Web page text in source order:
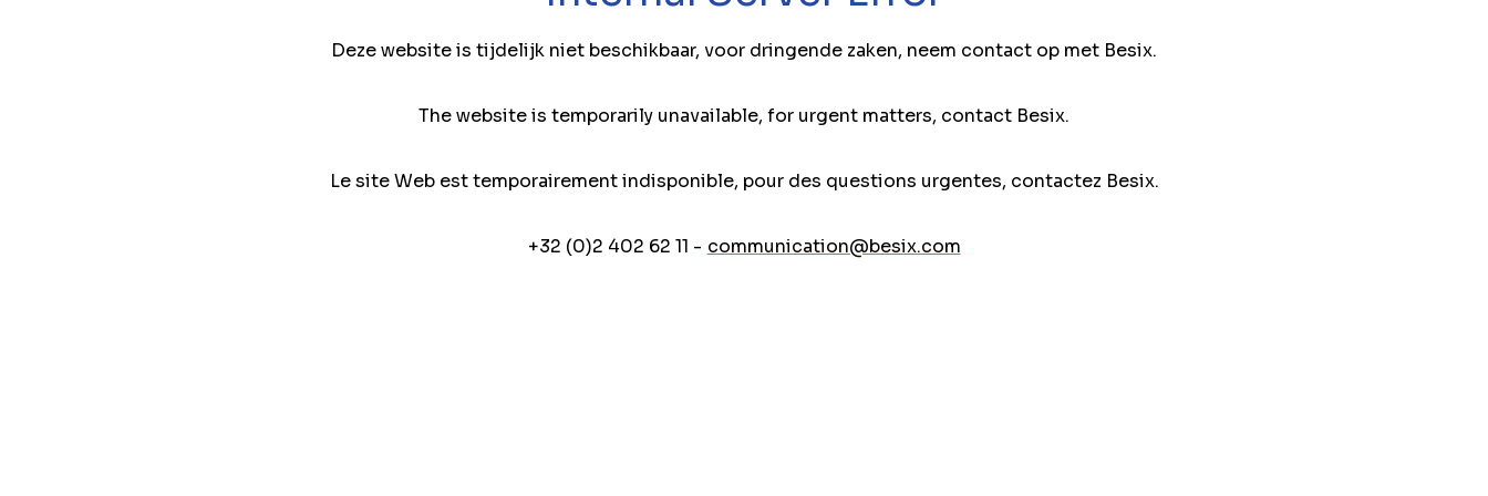
Deze website is tijdelijk niet beschikbaar, voor dringende zaken, neem contact op met Besix.
The website is temporarily unavailable, for urgent matters, contact Besix.
Le site Web est temporairement indisponible, pour des questions urgentes, contactez Besix.
+32 (0)2 402 62 11 - communication@besix.com